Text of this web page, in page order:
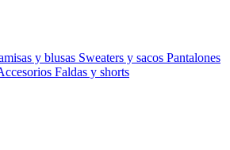
y blusas Sweaters y sacos Pantalones
Faldas y shorts